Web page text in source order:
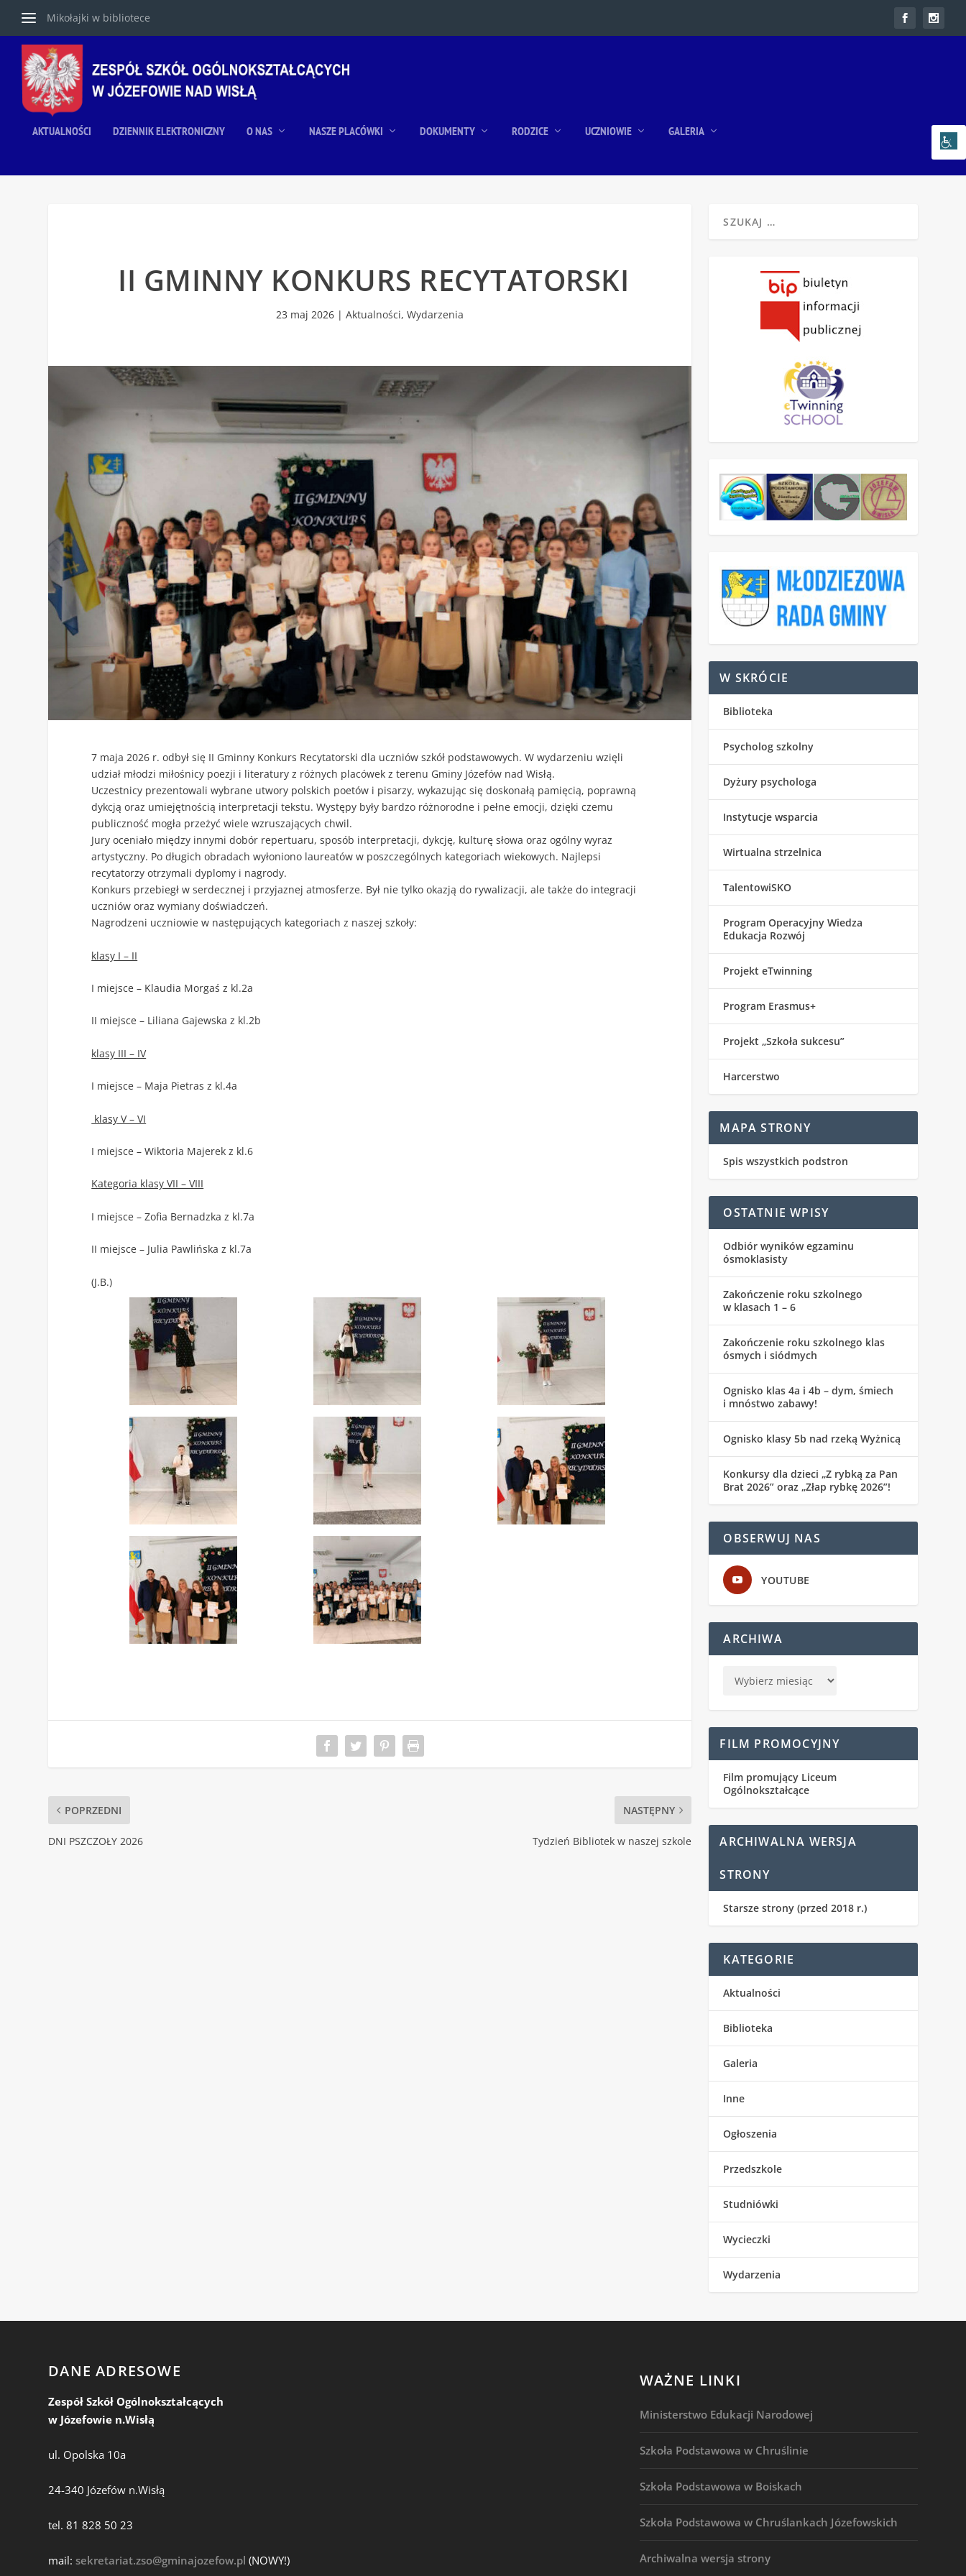
Mikołajki w bibliotece
AKTUALNOŚCI DZIENNIK ELEKTRONICZNY O NAS NASZE PLACÓWKI DOKUMENTY RODZICE UCZNIOWIE GALERIA
II GMINNY KONKURS RECYTATORSKI
23 maj 2026 |Aktualności,Wydarzenia
7 maja 2026 r. odbył się II Gminny Konkurs Recytatorski dla uczniów szkół podstawowych. W wydarzeniu wzięli
udział młodzi miłośnicy poezji i literatury z różnych placówek z terenu Gminy Józefów nad Wisłą.
Uczestnicy prezentowali wybrane utwory polskich poetów i pisarzy, wykazując się doskonałą pamięcią, poprawną
dykcją oraz umiejętnością interpretacji tekstu. Występy były bardzo różnorodne i pełne emocji, dzięki czemu
publiczność mogła przeżyć wiele wzruszających chwil.
Jury oceniało między innymi dobór repertuaru, sposób interpretacji, dykcję, kulturę słowa oraz ogólny wyraz
artystyczny. Po długich obradach wyłoniono laureatów w poszczególnych kategoriach wiekowych. Najlepsi
recytatorzy otrzymali dyplomy i nagrody.
Konkurs przebiegł w serdecznej i przyjaznej atmosferze. Był nie tylko okazją do rywalizacji, ale także do integracji
uczniów oraz wymiany doświadczeń.
Nagrodzeni uczniowie w następujących kategoriach z naszej szkoły:
klasy I – II
I miejsce – Klaudia Morgaś z kl.2a
II miejsce – Liliana Gajewska z kl.2b
klasy III – IV
I miejsce – Maja Pietras z kl.4a
klasy V – VI
I miejsce – Wiktoria Majerek z kl.6
Kategoria klasy VII – VIII
I miejsce – Zofia Bernadzka z kl.7a
II miejsce – Julia Pawlińska z kl.7a
(J.B.)
POPRZEDNI
DNI PSZCZOŁY 2026
NASTĘPNY
Tydzień Bibliotek w naszej szkole
W SKRÓCIE
Biblioteka
Psycholog szkolny
Dyżury psychologa
Instytucje wsparcia
Wirtualna strzelnica
TalentowiSKO
Program Operacyjny Wiedza
Edukacja Rozwój
Projekt eTwinning
Program Erasmus+
Projekt „Szkoła sukcesu”
Harcerstwo
MAPA STRONY
Spis wszystkich podstron
OSTATNIE WPISY
Odbiór wyników egzaminu
ósmoklasisty
Zakończenie roku szkolnego
w klasach 1 – 6
Zakończenie roku szkolnego klas
ósmych i siódmych
Ognisko klas 4a i 4b – dym, śmiech
i mnóstwo zabawy!
Ognisko klasy 5b nad rzeką Wyżnicą
Konkursy dla dzieci „Z rybką za Pan
Brat 2026” oraz „Złap rybkę 2026”!
OBSERWUJ NAS
YOUTUBE
ARCHIWA
FILM PROMOCYJNY
Film promujący Liceum
Ogólnokształcące
ARCHIWALNA WERSJA
STRONY
Starsze strony (przed 2018 r.)
KATEGORIE
Aktualności
Biblioteka
Galeria
Inne
Ogłoszenia
Przedszkole
Studniówki
Wycieczki
Wydarzenia
DANE ADRESOWE
Zespół Szkół Ogólnokształcących
w Józefowie n.Wisłą
ul. Opolska 10a
24-340 Józefów n.Wisłą
tel. 81 828 50 23
mail:sekretariat.zso@gminajozefow.pl (NOWY!)
WAŻNE LINKI
Ministerstwo Edukacji Narodowej
Szkoła Podstawowa w Chruślinie
Szkoła Podstawowa w Boiskach
Szkoła Podstawowa w Chruślankach Józefowskich
Archiwalna wersja strony